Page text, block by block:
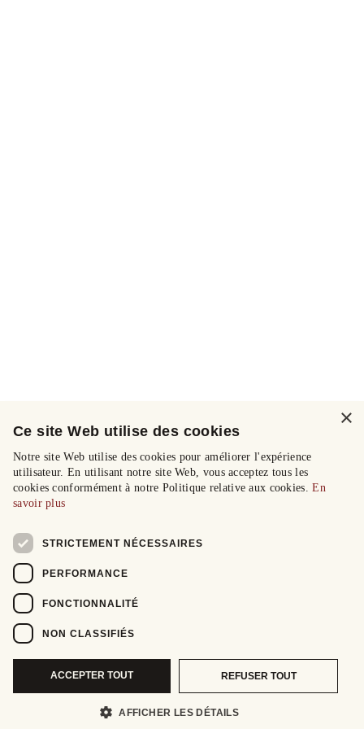
×
Ce site Web utilise des cookies
Notre site Web utilise des cookies pour améliorer l'expérience
utilisateur. En utilisant notre site Web, vous acceptez tous les
cookies conformément à notre Politique relative aux cookies.En
savoir plus
STRICTEMENT NÉCESSAIRES
PERFORMANCE
FONCTIONNALITÉ
NON CLASSIFIÉS
ACCEPTER TOUT REFUSER TOUT
AFFICHER LES DÉTAILS